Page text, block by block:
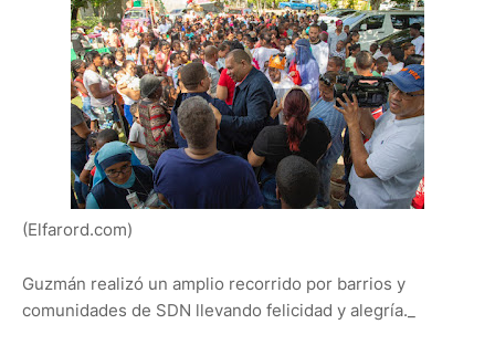
(Elfarord.com)
Guzmán realizó un amplio recorrido por barrios y
comunidades de SDN llevando felicidad y alegría._